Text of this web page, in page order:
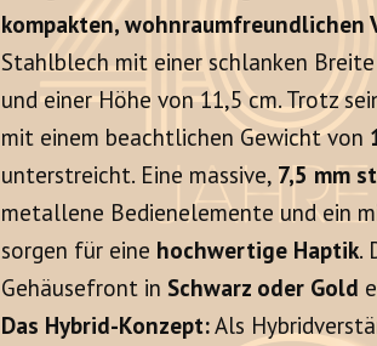
kompakten, wohnraumfreundlichen
Stahlblech mit einer schlanken
und einer Höhe von 11,5 cm. Trotz
mit einem beachtlichen Gewicht von
unterstreicht. Eine massive, 7,5 mm
metallene Bedienelemente und ein
sorgen für eine hochwertige Haptik.
Gehäusefront in Schwarz oder Gold
Das Hybrid-Konzept:Als